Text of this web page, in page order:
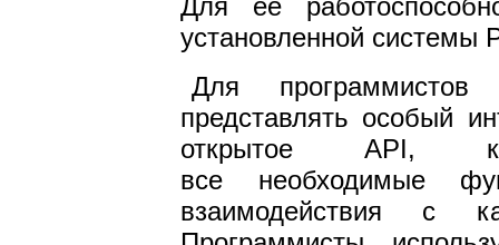
Для ее
установленной системы
Для программистов
представлять особый
открытое API,
все необходимые
взаимодействия с